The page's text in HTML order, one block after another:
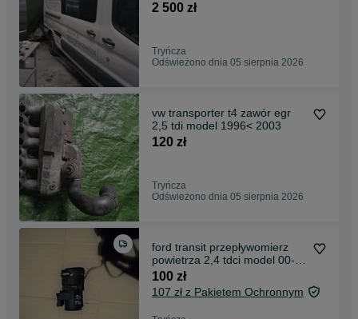
2 500 zł
Tryńcza
Odświeżono dnia 05 sierpnia 2026
vw transporter t4 zawór egr
2,5 tdi model 1996< 2003
120 zł
Tryńcza
Odświeżono dnia 05 sierpnia 2026
ford transit przepływomierz
powietrza 2,4 tdci model 00-
06
100 zł
107 zł z Pakietem Ochronnym